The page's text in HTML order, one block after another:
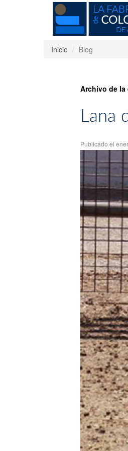
Inicio
Blog
Archivo de
Lana
Publicado el